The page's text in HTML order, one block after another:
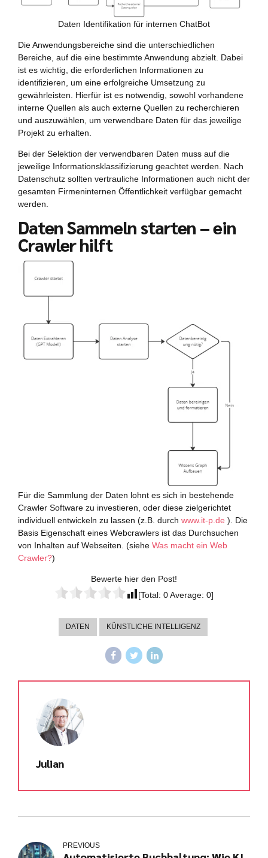
Daten Identifikation für internen ChatBot
Die Anwendungsbereiche sind die unterschiedlichen
Bereiche, auf die eine bestimmte Anwendung abzielt. Dabei
ist es wichtig, die erforderlichen Informationen zu
identifizieren, um eine erfolgreiche Umsetzung zu
gewährleisten. Hierfür ist es notwendig, sowohl vorhandene
interne Quellen als auch externe Quellen zu recherchieren
und auszuwählen, um verwendbare Daten für das jeweilige
Projekt zu erhalten.
Bei der Selektion der verwendbaren Daten muss auf die
jeweilige Informationsklassifizierung geachtet werden. Nach
Datenschutz sollten vertrauliche Informationen auch nicht der
gesamten Firmeninternen Öffentlichkeit verfügbar gemacht
werden.
Daten Sammeln starten – ein
Crawler hilft
Für die Sammlung der Daten lohnt es sich in bestehende
Crawler Software zu investieren, oder diese zielgerichtet
individuell entwickeln zu lassen (z.B. durch www.it-p.de ). Die
Basis Eigenschaft eines Webcrawlers ist das Durchsuchen
von Inhalten auf Webseiten. (siehe Was macht ein Web
Crawler?)
Bewerte hier den Post!
[Total: 0Average: 0]
DATEN KÜNSTLICHE INTELLIGENZ
Julian
PREVIOUS
julian-funke.de